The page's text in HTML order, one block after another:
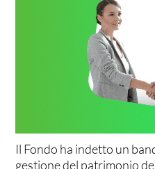
Il Fondo ha indetto un
gestione del patrimonio